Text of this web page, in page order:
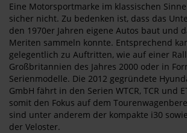
Eine Motorsportmarke im klassischen
sicher nicht. Zu bedenken ist, dass das
den 1970er Jahren eigene Autos baut und
Meriten sammeln konnte. Entsprechend
gelegentlich zu Auftritten, wie auf einer
Großbritannien des Jahres 2000 oder in
Serienmodelle. Die 2012 gegründete
GmbH fährt in den Serien WTCR, TCR und
somit den Fokus auf dem
sind unter anderem der kompakte i30
der Veloster.